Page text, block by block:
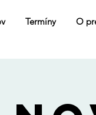
Termíny O